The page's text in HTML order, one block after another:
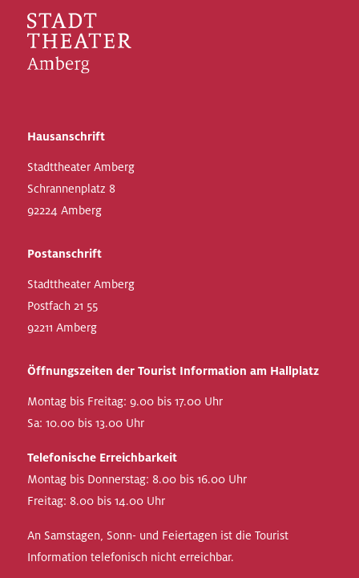
Hausanschrift
Stadttheater Amberg
Schrannenplatz 8
92224 Amberg
Postanschrift
Stadttheater Amberg
Postfach 21 55
92211 Amberg
Öffnungszeiten der Tourist Information am Hallplatz
Montag bis Freitag: 9.00 bis 17.00 Uhr
Sa: 10.00 bis 13.00 Uhr
Telefonische Erreichbarkeit
Montag bis Donnerstag: 8.00 bis 16.00 Uhr
Freitag: 8.00 bis 14.00 Uhr
An Samstagen, Sonn- und Feiertagen ist die Tourist
Information telefonisch nicht erreichbar.